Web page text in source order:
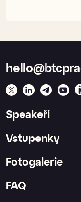
Speakeři
Vstupenky
Fotogalerie
FAQ